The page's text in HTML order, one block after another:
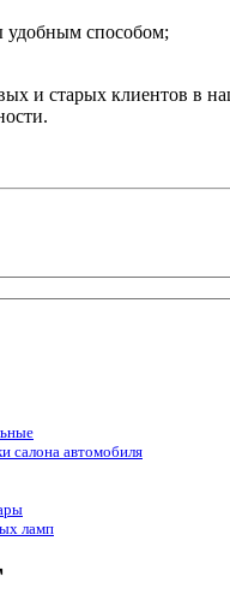
удобным способом;
и старых клиентов в
салона автомобиля
ламп